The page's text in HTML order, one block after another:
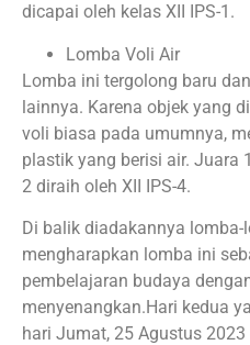
dicapai oleh kelas XII IPS-1.
Lomba Voli Air
Lomba ini tergolong baru
lainnya. Karena objek yang
voli biasa pada umumnya,
plastik yang berisi air. Juara
2 diraih oleh XII IPS-4.
Di balik diadakannya
mengharapkan lomba ini
pembelajaran budaya
menyenangkan.Hari kedua
hari Jumat, 25 Agustus